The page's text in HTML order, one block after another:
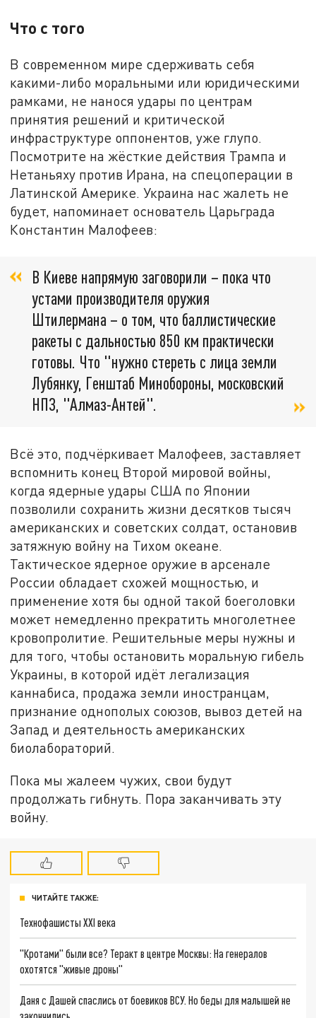
Что с того
В современном мире сдерживать себя
какими-либо моральными или юридическими
рамками, не нанося удары по центрам
принятия решений и критической
инфраструктуре оппонентов, уже глупо.
Посмотрите на жёсткие действия Трампа и
Нетаньяху против Ирана, на спецоперации в
Латинской Америке. Украина нас жалеть не
будет, напоминает основатель Царьграда
Константин Малофеев:
В Киеве напрямую заговорили – пока что
устами производителя оружия
Штилермана – о том, что баллистические
ракеты с дальностью 850 км практически
готовы. Что "нужно стереть с лица земли
Лубянку, Генштаб Минобороны, московский
НПЗ, "Алмаз-Антей".
Всё это, подчёркивает Малофеев, заставляет
вспомнить конец Второй мировой войны,
когда ядерные удары США по Японии
позволили сохранить жизни десятков тысяч
американских и советских солдат, остановив
затяжную войну на Тихом океане.
Тактическое ядерное оружие в арсенале
России обладает схожей мощностью, и
применение хотя бы одной такой боеголовки
может немедленно прекратить многолетнее
кровопролитие. Решительные меры нужны и
для того, чтобы остановить моральную гибель
Украины, в которой идёт легализация
каннабиса, продажа земли иностранцам,
признание однополых союзов, вывоз детей на
Запад и деятельность американских
биолабораторий.
Пока мы жалеем чужих, свои будут
продолжать гибнуть. Пора заканчивать эту
войну.
ЧИТАЙТЕ ТАКЖЕ:
Технофашисты XXI века
"Кротами" были все? Теракт в центре Москвы: На генералов
охотятся "живые дроны"
Даня с Дашей спаслись от боевиков ВСУ. Но беды для малышей не
закончились